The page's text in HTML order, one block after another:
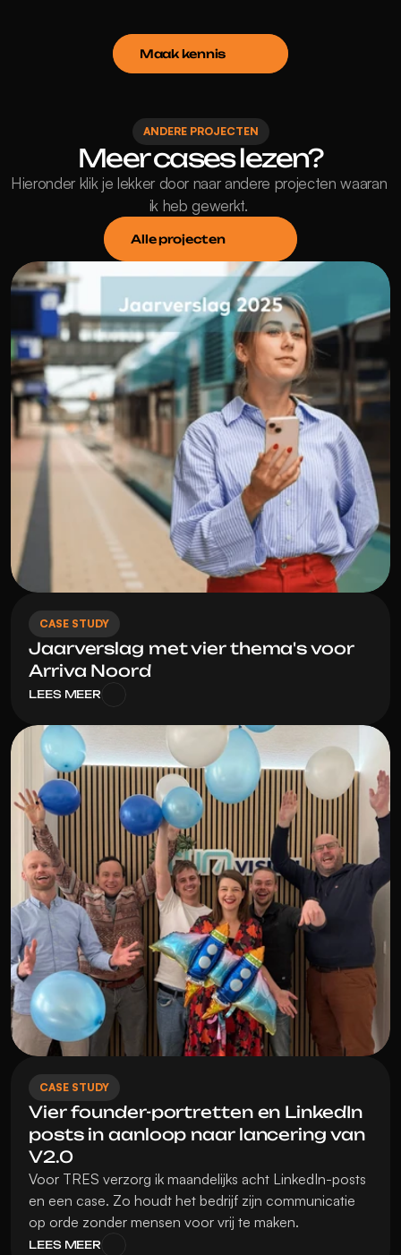
Maak kennis
ANDERE PROJECTEN
Meer cases lezen?
Hieronder klik je lekker door naar andere projecten waaran
ik heb gewerkt.
Alle projecten
CASE STUDY
Jaarverslag met vier thema's voor
Arriva Noord
LEES MEER
CASE STUDY
Vier founder-portretten en LinkedIn
posts in aanloop naar lancering van
V2.0
Voor TRES verzorg ik maandelijks acht LinkedIn-posts
en een case. Zo houdt het bedrijf zijn communicatie
op orde zonder mensen voor vrij te maken.
LEES MEER